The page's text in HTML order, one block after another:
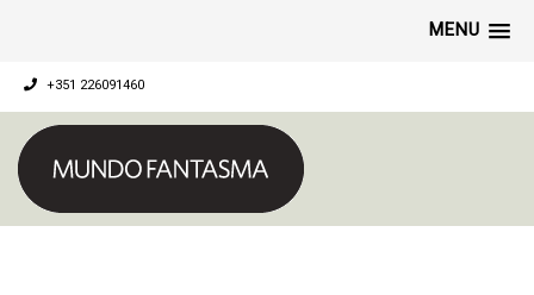
MENU
+351 226091460